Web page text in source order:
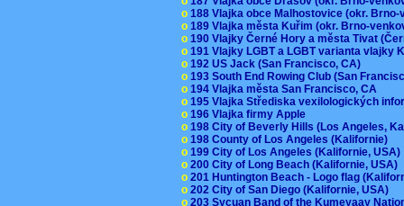
o 188 Vlajka obce Malhostovice (okr.
o 189 Vlajka města Kuřim (okr. Brno-
o 190 Vlajky Černé Hory a města Tivat
o 191 Vlajky LGBT a LGBT varianta vlajky
o 192 US Jack (San Francisco, CA)
o 193 South End Rowing Club (San
o 194 Vlajka města San Francisco, CA
o 195 Vlajka Střediska vexilologických
o 196 Vlajka firmy Apple
o 198 City of Beverly Hills (Los Angeles,
o 198 County of Los Angeles (Kalifornie)
o 199 City of Los Angeles (Kalifornie,
o 200 City of Long Beach (Kalifornie, USA)
o 201 Huntington Beach - Logo flag
o 202 City of San Diego (Kalifornie, USA)
o 203 Sycuan Band of the Kumeyaay